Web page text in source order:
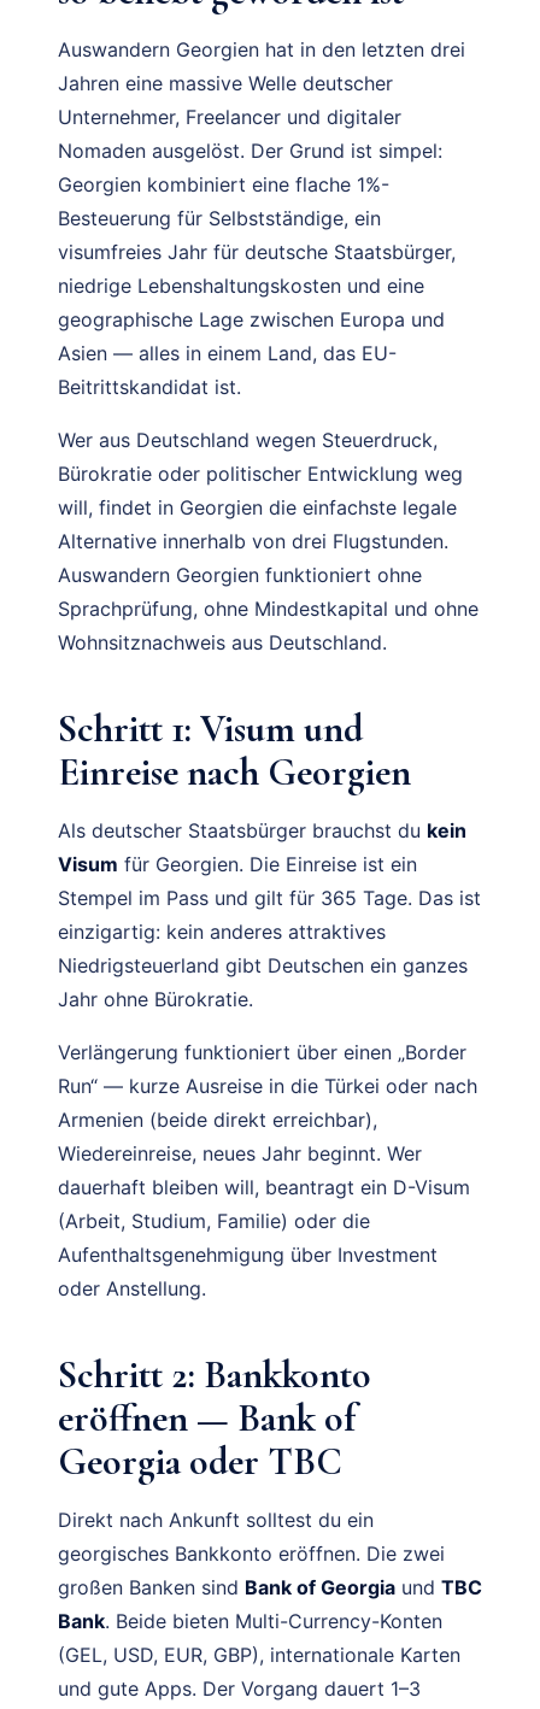
Auswandern Georgien hat in den letzten drei
Jahren eine massive Welle deutscher
Unternehmer, Freelancer und digitaler
Nomaden ausgelöst. Der Grund ist simpel:
Georgien kombiniert eine flache 1%-
Besteuerung für Selbstständige, ein
visumfreies Jahr für deutsche Staatsbürger,
niedrige Lebenshaltungskosten und eine
geographische Lage zwischen Europa und
Asien — alles in einem Land, das EU-
Beitrittskandidat ist.
Wer aus Deutschland wegen Steuerdruck,
Bürokratie oder politischer Entwicklung weg
will, findet in Georgien die einfachste legale
Alternative innerhalb von drei Flugstunden.
Auswandern Georgien funktioniert ohne
Sprachprüfung, ohne Mindestkapital und ohne
Wohnsitznachweis aus Deutschland.
Schritt 1: Visum und
Einreise nach Georgien
Als deutscher Staatsbürger brauchst du kein
Visum für Georgien. Die Einreise ist ein
Stempel im Pass und gilt für 365 Tage. Das ist
einzigartig: kein anderes attraktives
Niedrigsteuerland gibt Deutschen ein ganzes
Jahr ohne Bürokratie.
Verlängerung funktioniert über einen „Border
Run“ — kurze Ausreise in die Türkei oder nach
Armenien (beide direkt erreichbar),
Wiedereinreise, neues Jahr beginnt. Wer
dauerhaft bleiben will, beantragt ein D-Visum
(Arbeit, Studium, Familie) oder die
Aufenthaltsgenehmigung über Investment
oder Anstellung.
Schritt 2: Bankkonto
eröffnen — Bank of
Georgia oder TBC
Direkt nach Ankunft solltest du ein
georgisches Bankkonto eröffnen. Die zwei
großen Banken sind Bank of Georgia und TBC
Bank. Beide bieten Multi-Currency-Konten
(GEL, USD, EUR, GBP), internationale Karten
und gute Apps. Der Vorgang dauert 1–3